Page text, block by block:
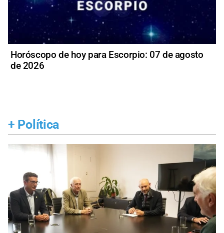
Horóscopo de hoy para Escorpio: 07 de agosto
de 2026
+ Política